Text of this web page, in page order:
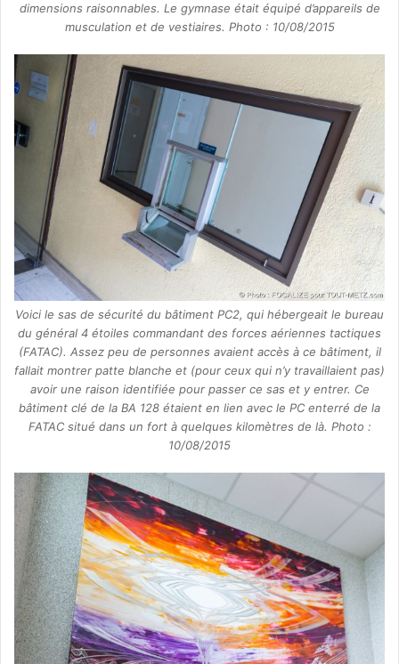
dimensions raisonnables. Le gymnase était équipé d’appareils de
musculation et de vestiaires. Photo : 10/08/2015
Voici le sas de sécurité du bâtiment PC2, qui hébergeait le bureau
du général 4 étoiles commandant des forces aériennes tactiques
(FATAC). Assez peu de personnes avaient accès à ce bâtiment, il
fallait montrer patte blanche et (pour ceux qui n’y travaillaient pas)
avoir une raison identifiée pour passer ce sas et y entrer. Ce
bâtiment clé de la BA 128 étaient en lien avec le PC enterré de la
FATAC situé dans un fort à quelques kilomètres de là. Photo :
10/08/2015